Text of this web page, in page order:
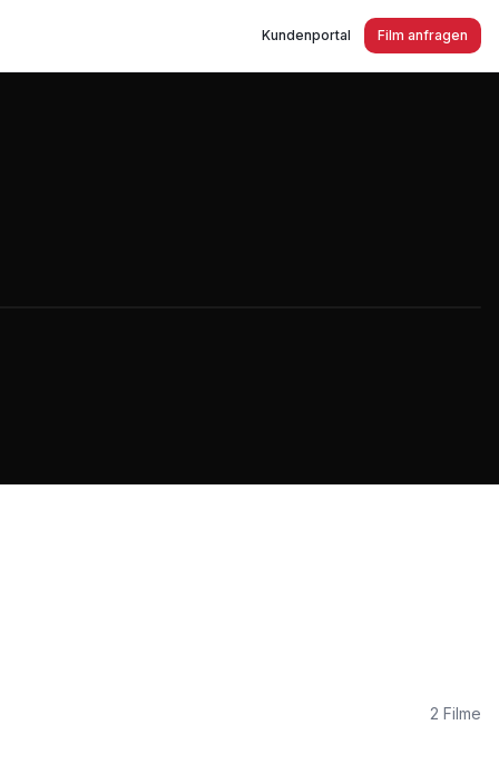
Kundenportal Film anfragen
2 Filme